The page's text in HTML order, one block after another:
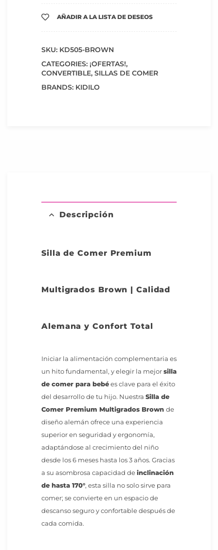
AÑADIR A LA LISTA DE DESEOS
SKU: KD505-BROWN
CATEGORIES: ¡OFERTAS!,
CONVERTIBLE, SILLAS DE COMER
BRANDS: KIDILO
Descripción
Silla de Comer Premium
Multigrados Brown | Calidad
Alemana y Confort Total
Iniciar la alimentación complementaria es
un hito fundamental, y elegir la mejorsilla
de comer para bebées clave para el éxito
del desarrollo de tu hijo. Nuestra Silla de
Comer Premium Multigrados Brown de
diseño alemán ofrece una experiencia
superior en seguridad y ergonomía,
adaptándose al crecimiento del niño
desde los 6 meses hasta los 3 años. Gracias
a su asombrosa capacidad deinclinación
de hasta 170°, esta silla no solo sirve para
comer; se convierte en un espacio de
descanso seguro y confortable después de
cada comida.